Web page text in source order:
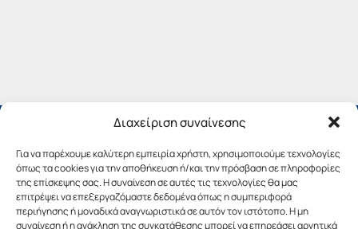
Διαχείριση συναίνεσης
Για να παρέχουμε καλύτερη εμπειρία χρήστη, χρησιμοποιούμε τεχνολογίες
όπως τα cookies για την αποθήκευση ή/και την πρόσβαση σε πληροφορίες
της επίσκεψης σας. Η συναίνεση σε αυτές τις τεχνολογίες θα μας
επιτρέψει να επεξεργαζόμαστε δεδομένα όπως η συμπεριφορά
περιήγησης ή μοναδικά αναγνωριστικά σε αυτόν τον ιστότοπο. Η μη
συναίνεση ή η ανάκληση της συγκατάθεσης μπορεί να επηρεάσει αρνητικά